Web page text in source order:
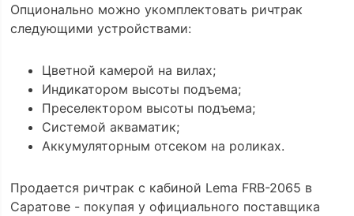
Опционально можно укомплектовать ричтрак
следующими устройствами:
Цветной камерой на вилах;
Индикатором высоты подъема;
Преселектором высоты подъема;
Системой акваматик;
Аккумуляторным отсеком на роликах.
Продается ричтрак с кабиной Lema FRB-2065 в
Саратове - покупая у официального поставщика